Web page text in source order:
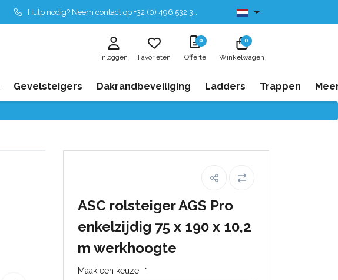
Hulp nodig? Neem contact op +32 (0) 496 532 330 Leverbaar uit voorraad
Inloggen Favorieten
0
Offerte
0
Winkelwagen
Gevelsteigers Dakrandbeveiliging Ladders Trappen
ASC rolsteiger AGS Pro
enkelzijdig 75 x 190 x 10,2
m werkhoogte
Maak een keuze: *